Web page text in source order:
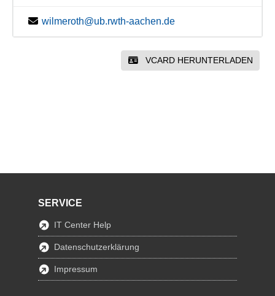
wilmeroth@ub.rwth-aachen.de
VCARD HERUNTERLADEN
SERVICE
IT Center Help
Datenschutzerklärung
Impressum